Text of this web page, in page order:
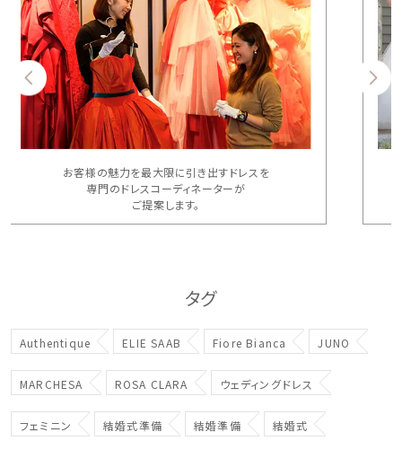
お客様の魅力を最大限に引き出すドレスを
専門のドレスコーディネーターが
ご提案します。
タグ
Authentique ELIE SAAB Fiore Bianca JUNO
MARCHESA ROSA CLARA ウェディングドレス
フェミニン 結婚式準備 結婚準備 結婚式